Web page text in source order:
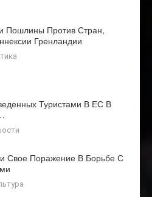
Пошлины Против Стран,
Гренландии
Туристами В ЕС В
Свое Поражение В Борьбе С